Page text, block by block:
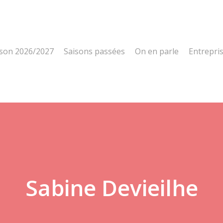
2026/2027 Saisons passées On en parle
Sabine Devieilhe